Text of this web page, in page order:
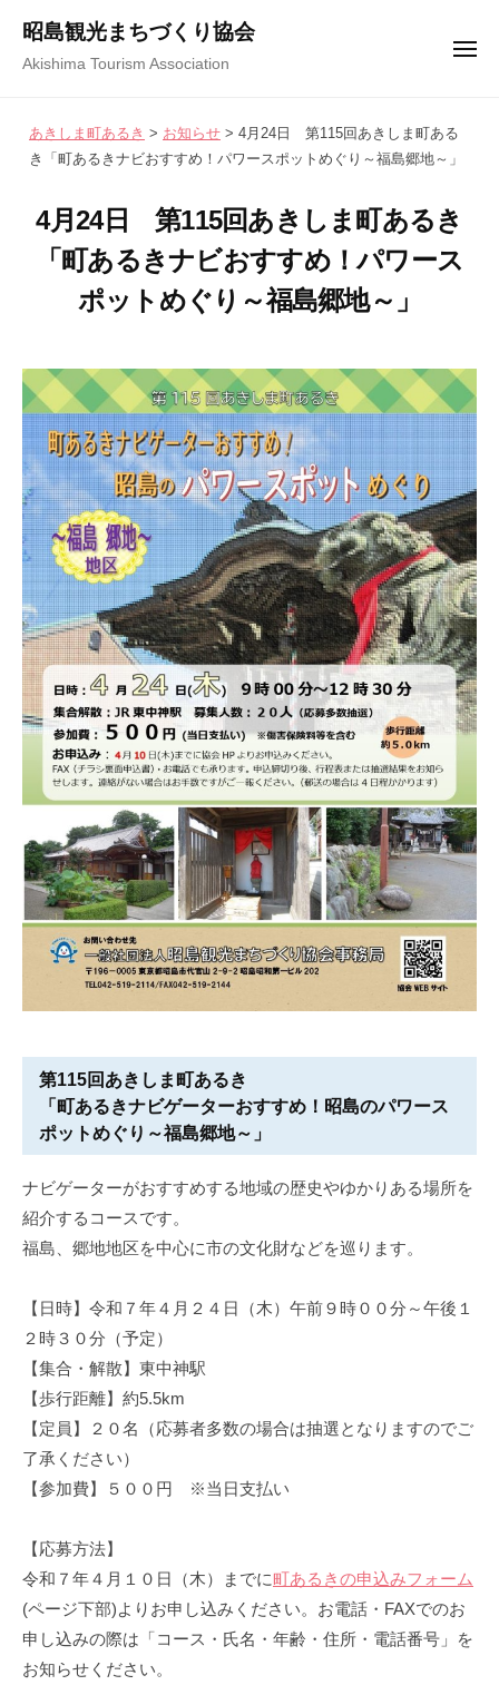
昭島観光まちづくり協会
Akishima Tourism Association
メ
あきしま町あるき > お知らせ > 4月24日 第115回あきしま町ある
き「町あるきナビおすすめ！パワースポットめぐり～福島郷地～」
4月24日 第115回あきしま町あるき
「町あるきナビおすすめ！パワース
ポットめぐり～福島郷地～」
0
2
5
年
3
月
2
7
日
y
昭
島
観
光
ま
ち
づ
く
り
協
会
0
件
の
コ
メ
ン
ト
第115回あきしま町あるき
「町あるきナビゲーターおすすめ！昭島のパワース
ポットめぐり～福島郷地～ 」
ナビゲーターがおすすめする地域の歴史やゆかりある場所を
紹介するコースです。
福島、郷地地区を中心に市の文化財などを巡ります。
【日時】令和７年４月２４日（木）午前９時００分～午後１
２時３０分（予定）
【集合・解散】東中神駅
【歩行距離】約5.5km
【定員】２０名（応募者多数の場合は抽選となりますのでご
了承ください）
【参加費】５００円 ※当日支払い
【応募方法】
令和７年４月１０日（木）までに町あるきの申込みフォーム
(ページ下部)よりお申し込みください。お電話・FAXでのお
申し込みの際は「コース・氏名・年齢・住所・電話番号」を
お知らせください。